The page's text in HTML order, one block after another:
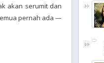
akan serumit dan
pernah ada —